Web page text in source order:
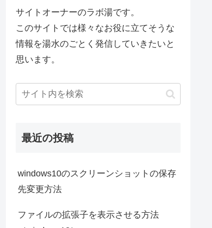
サイトオーナーのラボ湯です。
このサイトでは様々なお役に立てそうな
情報を湯水のごとく発信していきたいと
思います。
最近の投稿
windows10のスクリーンショットの保存
先変更方法
ファイルの拡張子を表示させる方法